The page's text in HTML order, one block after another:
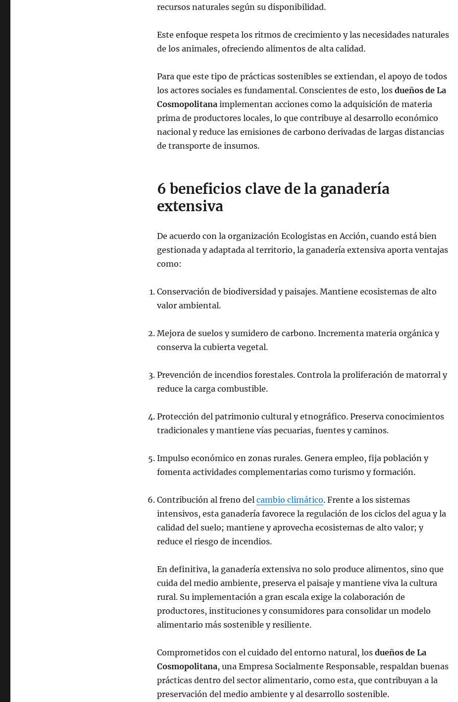
recursos naturales según su disponibilidad.
Este enfoque respeta los ritmos de crecimiento y las necesidades naturales
de los animales, ofreciendo alimentos de alta calidad.
Para que este tipo de prácticas sostenibles se extiendan, el apoyo de todos
los actores sociales es fundamental. Conscientes de esto, los dueños de La
Cosmopolitana implementan acciones como la adquisición de materia
prima de productores locales, lo que contribuye al desarrollo económico
nacional y reduce las emisiones de carbono derivadas de largas distancias
de transporte de insumos.
6 beneficios clave de la ganadería
extensiva
De acuerdo con la organización Ecologistas en Acción, cuando está bien
gestionada y adaptada al territorio, la ganadería extensiva aporta ventajas
como:
Conservación de biodiversidad y paisajes. Mantiene ecosistemas de alto
valor ambiental.
Mejora de suelos y sumidero de carbono. Incrementa materia orgánica y
conserva la cubierta vegetal.
Prevención de incendios forestales. Controla la proliferación de matorral y
reduce la carga combustible.
Protección del patrimonio cultural y etnográfico. Preserva conocimientos
tradicionales y mantiene vías pecuarias, fuentes y caminos.
Impulso económico en zonas rurales. Genera empleo, fija población y
fomenta actividades complementarias como turismo y formación.
Contribución al freno del cambio climático. Frente a los sistemas
intensivos, esta ganadería favorece la regulación de los ciclos del agua y la
calidad del suelo; mantiene y aprovecha ecosistemas de alto valor; y
reduce el riesgo de incendios.
En definitiva, la ganadería extensiva no solo produce alimentos, sino que
cuida del medio ambiente, preserva el paisaje y mantiene viva la cultura
rural. Su implementación a gran escala exige la colaboración de
productores, instituciones y consumidores para consolidar un modelo
alimentario más sostenible y resiliente.
Comprometidos con el cuidado del entorno natural, los dueños de La
Cosmopolitana, una Empresa Socialmente Responsable, respaldan buenas
prácticas dentro del sector alimentario, como esta, que contribuyan a la
preservación del medio ambiente y al desarrollo sostenible.